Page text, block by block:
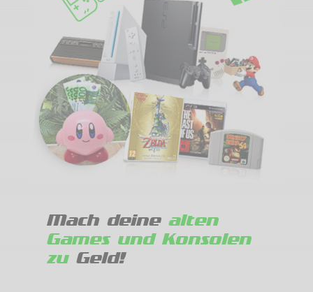
Mach deine alten
Games und Konsolen
zuGeld!